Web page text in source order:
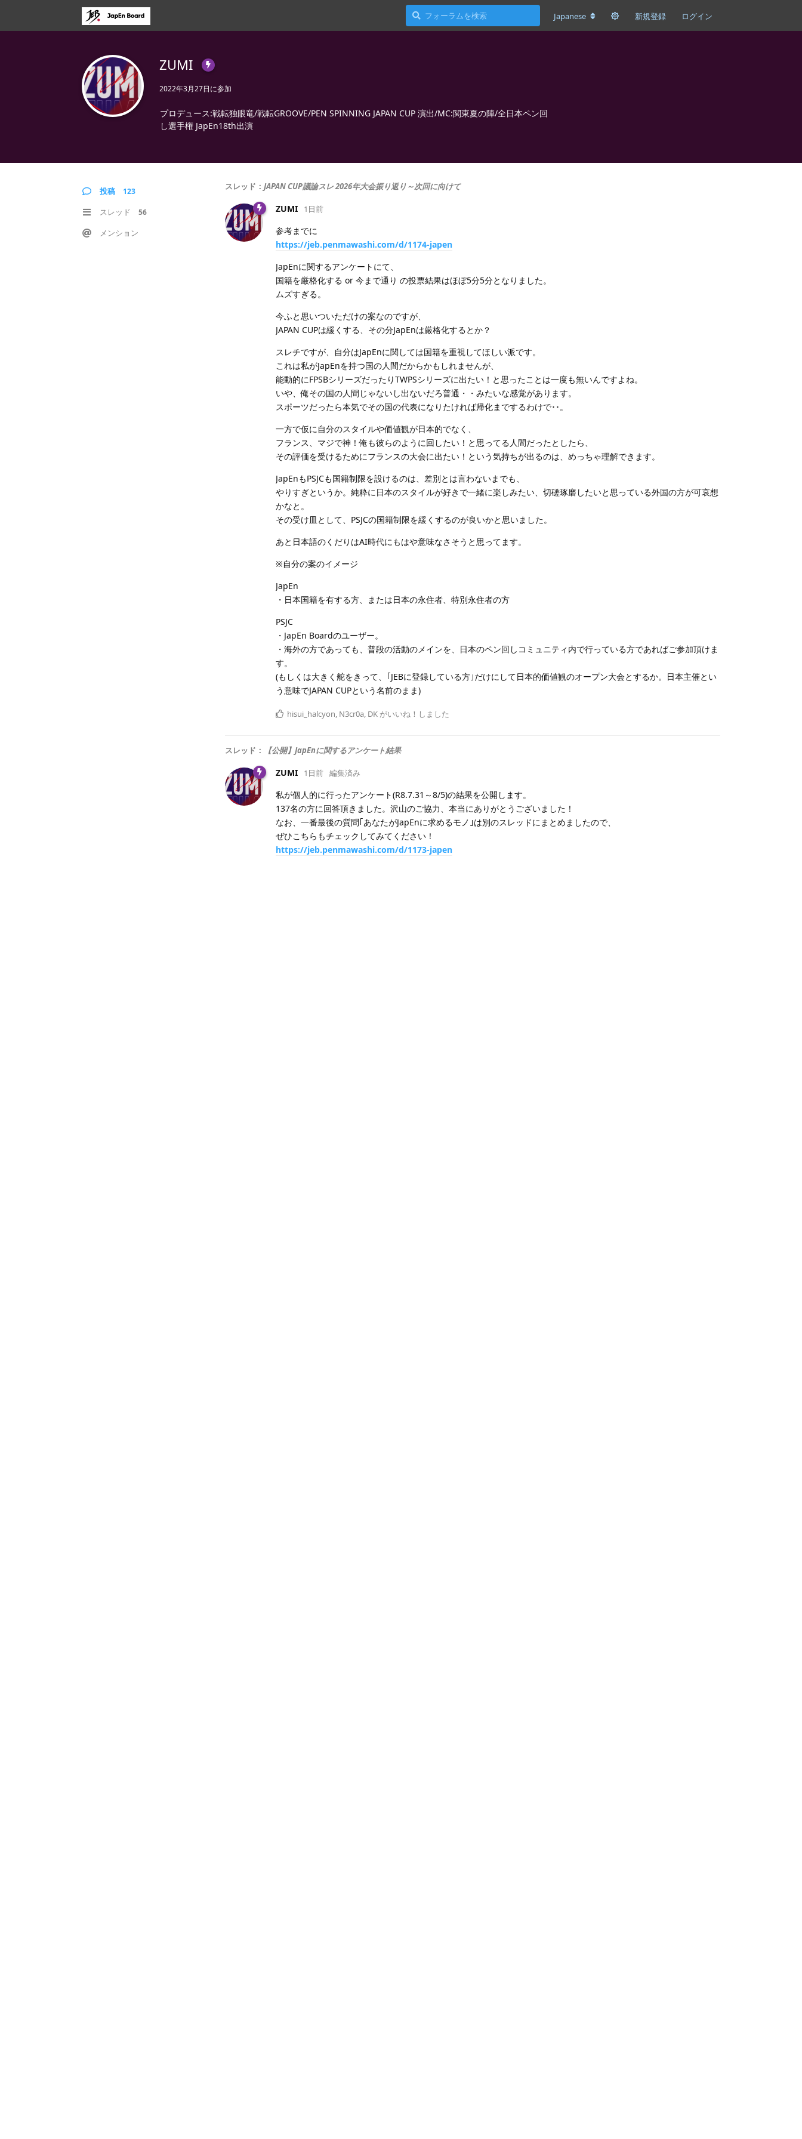
Japanese 新規登録 ログイン
ZUMI
2022年3月27日に参加
プロデュース:戦転独眼竜/戦転GROOVE/PEN SPINNING JAPAN CUP 演出/MC:関東夏の陣/全日本ペン回
し選手権 JapEn18th出演
投稿 123
スレッド 56
メンション
スレッド： JAPAN CUP議論スレ 2026年大会振り返り～次回に向けて
ZUMI 1日前
参考までに
https://jeb.penmawashi.com/d/1174-japen
JapEnに関するアンケートにて、
国籍を厳格化する or 今まで通り の投票結果はほぼ5分5分となりました。
ムズすぎる。
今ふと思いついただけの案なのですが、
JAPAN CUPは緩くする、その分JapEnは厳格化するとか？
スレチですが、自分はJapEnに関しては国籍を重視してほしい派です。
これは私がJapEnを持つ国の人間だからかもしれませんが、
能動的にFPSBシリーズだったりTWPSシリーズに出たい！と思ったことは一度も無いんですよね。
いや、俺その国の人間じゃないし出ないだろ普通・・みたいな感覚があります。
スポーツだったら本気でその国の代表になりたければ帰化までするわけで･･。
一方で仮に自分のスタイルや価値観が日本的でなく、
フランス、マジで神！俺も彼らのように回したい！と思ってる人間だったとしたら、
その評価を受けるためにフランスの大会に出たい！という気持ちが出るのは、めっちゃ理解できます。
JapEnもPSJCも国籍制限を設けるのは、差別とは言わないまでも、
やりすぎというか。純粋に日本のスタイルが好きで一緒に楽しみたい、切磋琢磨したいと思っている外国の方が可哀想
かなと。
その受け皿として、PSJCの国籍制限を緩くするのが良いかと思いました。
あと日本語のくだりはAI時代にもはや意味なさそうと思ってます。
※自分の案のイメージ
JapEn
・日本国籍を有する方、または日本の永住者、特別永住者の方
PSJC
・JapEn Boardのユーザー。
・海外の方であっても、普段の活動のメインを、日本のペン回しコミュニティ内で行っている方であればご参加頂けま
す。
(もしくは大きく舵をきって、｢JEBに登録している方｣だけにして日本的価値観のオープン大会とするか。日本主催とい
う意味でJAPAN CUPという名前のまま)
hisui_halcyon, N3cr0a, DK がいいね！しました
スレッド： 【公開】JapEnに関するアンケート結果
ZUMI 1日前 編集済み
私が個人的に行ったアンケート(R8.7.31～8/5)の結果を公開します。
137名の方に回答頂きました。沢山のご協力、本当にありがとうございました！
なお、一番最後の質問｢あなたがJapEnに求めるモノ｣は別のスレッドにまとめましたので、
ぜひこちらもチェックしてみてください！
https://jeb.penmawashi.com/d/1173-japen